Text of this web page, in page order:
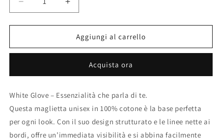
Diminuisci
quantità
per
T-
Aumenta
quantità
per
W.G.
T-
unisex
Aggiungi al carrello
Acquista ora
White Glove – Essenzialità che parla di te.
Questa maglietta unisex in 100% cotone è la base perfetta
per ogni look. Con il suo design strutturato e le linee nette ai
bordi, offre un’immediata visibilità e si abbina facilmente